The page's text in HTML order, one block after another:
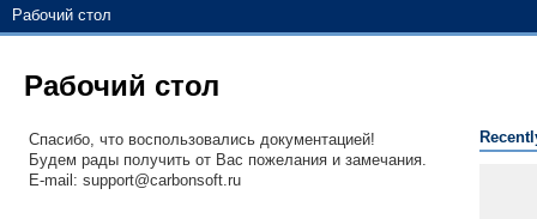
Рабочий стол
Рабочий стол
Спасибо, что воспользовались документацией!
Будем рады получить от Вас пожелания и замечания.
E-mail: support@carbonsoft.ru